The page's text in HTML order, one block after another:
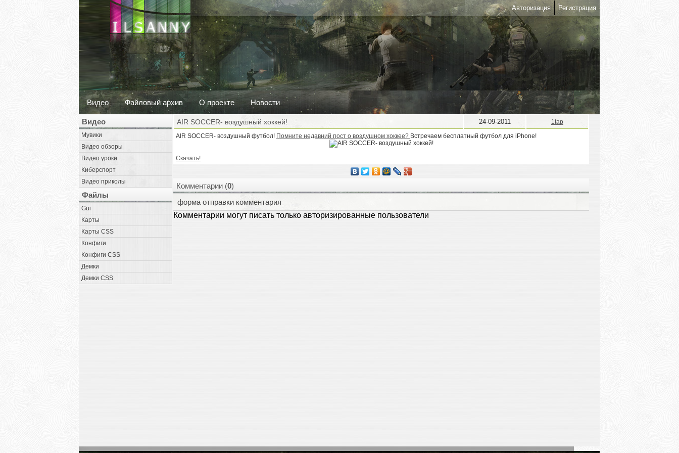
Авторизация Регистрация
Видео Файловый архив О проекте Новости
Видео
Мувики
Видео обзоры
Видео уроки
Киберспорт
Видео приколы
Файлы
Gui
Карты
Карты CSS
Конфиги
Конфиги CSS
Демки
Демки CSS
AIR SOCCER- воздушный хоккей! 24-09-2011
1tap
AIR SOCCER- воздушный футбол! Помните недавний пост о воздушном хоккее? Встречаем бесплатный футбол для iPhone!
Скачать!
Комментарии (0)
форма отправки комментария
Комментарии могут писать только авторизированные пользователи